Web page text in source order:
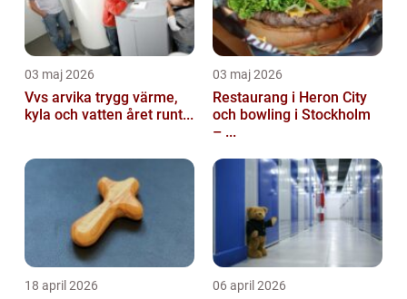
03 maj 2026
Vvs arvika trygg värme,
kyla och vatten året runt...
03 maj 2026
Restaurang i Heron City
och bowling i Stockholm
– ...
18 april 2026 06 april 2026